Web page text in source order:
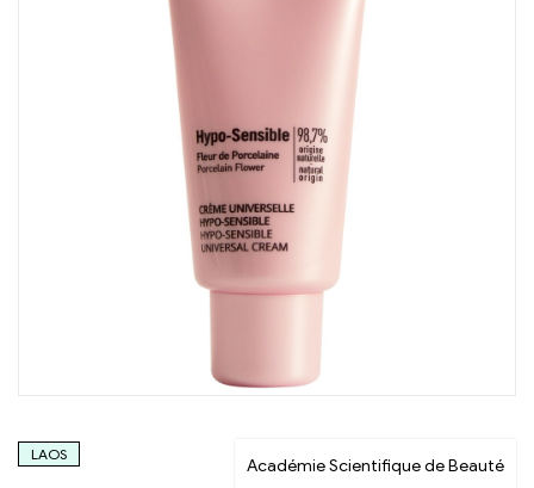
Académie Scientifique de Beauté
LAOS